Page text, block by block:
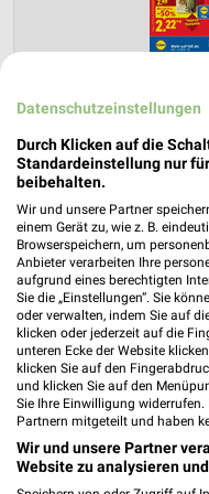
den 03.08.
Gültig von 03. Aug. bis
📅 Kalendereintrag
ANGEBOTE AB DONNERSTAG
Datenschutzeinstellungen
Durch Klicken auf die
Standardeinstellung nur
beibehalten.
Wir und unsere Partner
einem Gerät zu, wie z. B.
Browserspeichern, um
Anbieter verarbeiten Ihre
aufgrund eines berechtigten
Sie die „Einstellungen“. Sie
oder verwalten, indem Sie auf
klicken oder jederzeit auf die
unteren Ecke der Website
klicken Sie auf den
und klicken Sie auf den
Sie Ihre Einwilligung
Partnern mitgeteilt und haben
Wir und unsere Partner
Website zu analysieren